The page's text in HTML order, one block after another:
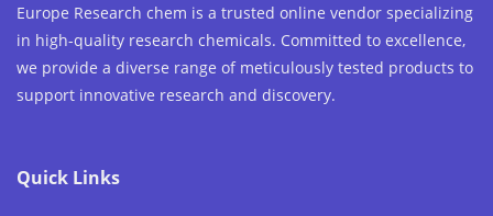
Europe Research chem is a trusted online vendor specializing
in high-quality research chemicals. Committed to excellence,
we provide a diverse range of meticulously tested products to
support innovative research and discovery.
Quick Links